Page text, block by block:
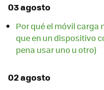
03 agosto
Por qué el móvil carga
que en un dispositivo
pena usar uno u otro)
02 agosto